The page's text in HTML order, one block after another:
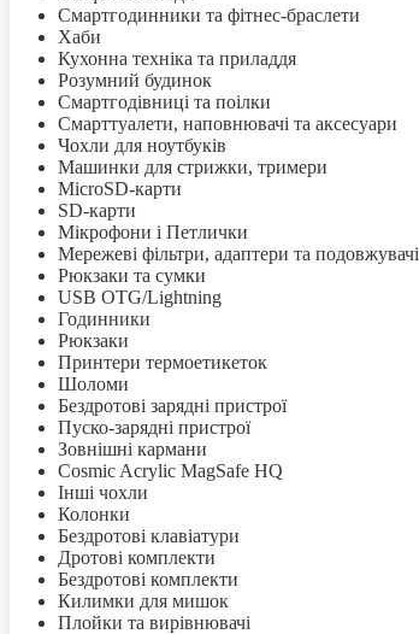
Смартгодинники та фітнес-браслети
Хаби
Кухонна техніка та приладдя
Розумний будинок
Смартгодівниці та поілки
Смарттуалети, наповнювачі та аксесуари
Чохли для ноутбуків
Машинки для стрижки, тримери
MicroSD-карти
SD-карти
Мікрофони і Петлички
Мережеві фільтри, адаптери та подовжувачі
Рюкзаки та сумки
USB OTG/Lightning
Годинники
Рюкзаки
Принтери термоетикеток
Шоломи
Бездротові зарядні пристрої
Пуско-зарядні пристрої
Зовнішні кармани
Cosmic Acrylic MagSafe HQ
Інші чохли
Колонки
Бездротові клавіатури
Дротові комплекти
Бездротові комплекти
Килимки для мишок
Плойки та вирівнювачі